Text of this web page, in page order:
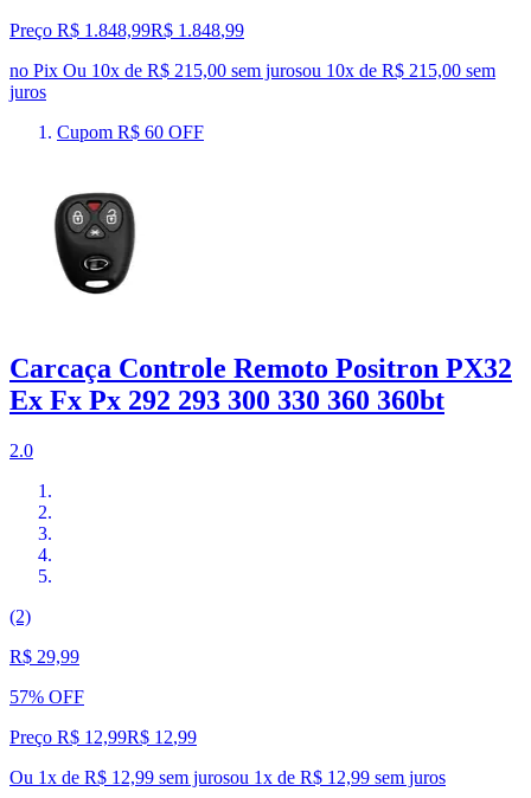
Preço R$ 1.848,99R$ 1.848,99
no Pix Ou 10x de R$ 215,00 sem jurosou 10x de R$ 215,00 sem
juros
Cupom R$ 60 OFF
Carcaça Controle Remoto Positron PX32
Ex Fx Px 292 293 300 330 360 360bt
2.0
(2)
R$ 29,99
57% OFF
Preço R$ 12,99R$ 12,99
Ou 1x de R$ 12,99 sem jurosou 1x de R$ 12,99 sem juros